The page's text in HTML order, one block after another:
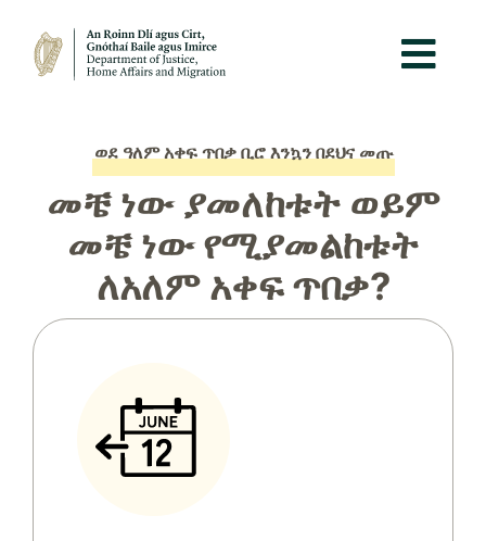
ወደ ዓለም አቀፍ ጥበቃ ቢሮ እንኳን በደህና መጡ
መቼ ነው ያመለከቱት ወይም
መቼ ነው የሚያመልከቱት
ለአለም አቀፍ ጥበቃ?